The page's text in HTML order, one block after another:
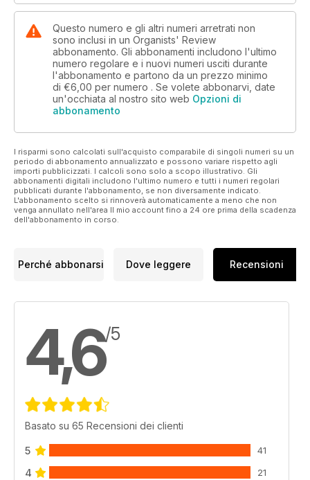
Questo numero e gli altri numeri arretrati non
sono inclusi in un Organists' Review
abbonamento. Gli abbonamenti includono l'ultimo
numero regolare e i nuovi numeri usciti durante
l'abbonamento e partono da un prezzo minimo
di €6,00 per numero . Se volete abbonarvi, date
un'occhiata al nostro sito web Opzioni di
abbonamento
I risparmi sono calcolati sull'acquisto comparabile di singoli numeri su un
periodo di abbonamento annualizzato e possono variare rispetto agli
importi pubblicizzati. I calcoli sono solo a scopo illustrativo. Gli
abbonamenti digitali includono l'ultimo numero e tutti i numeri regolari
pubblicati durante l'abbonamento, se non diversamente indicato.
L'abbonamento scelto si rinnoverà automaticamente a meno che non
venga annullato nell'area Il mio account fino a 24 ore prima della scadenza
dell'abbonamento in corso.
Perché abbonarsi Dove leggere Recensioni
4,6/5
Basato su 65 Recensioni dei clienti
5 41
4 21